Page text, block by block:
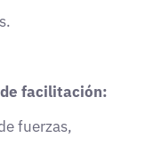
facilitación:
fuerzas,